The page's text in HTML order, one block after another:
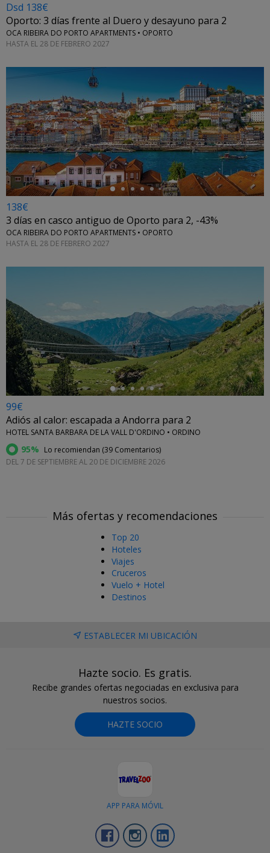
Dsd 138€
Oporto: 3 días frente al Duero y desayuno para 2
OCA RIBEIRA DO PORTO APARTMENTS • OPORTO
HASTA EL 28 DE FEBRERO 2027
←
138€
3 días en casco antiguo de Oporto para 2, -43%
OCA RIBEIRA DO PORTO APARTMENTS • OPORTO
HASTA EL 28 DE FEBRERO 2027
←
99€
Adiós al calor: escapada a Andorra para 2
HOTEL SANTA BARBARA DE LA VALL D'ORDINO • ORDINO
95% Lo recomiendan (39 Comentarios)
DEL 7 DE SEPTIEMBRE AL 20 DE DICIEMBRE 2026
Más ofertas y recomendaciones
Top 20
Hoteles
Viajes
Cruceros
Vuelo + Hotel
Destinos
ESTABLECER MI UBICACIÓN
Hazte socio. Es gratis.
Recibe grandes ofertas negociadas en exclusiva para
nuestros socios.
HAZTE SOCIO
APP PARA MÓVIL
FacebookInstagram